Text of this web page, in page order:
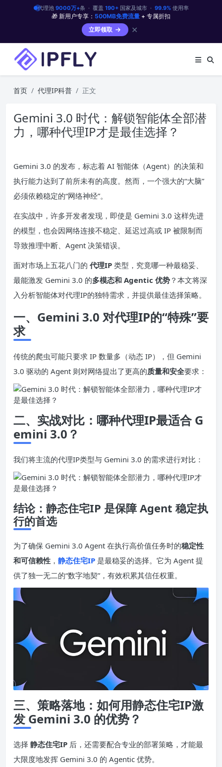
代理池 9000万+条 · 覆盖 190+国家及城市 · 99.9%使用率
🎁 新用户专享： 500MB免费流量 + 专属折扣
立即领取
✕
首页 代理IP科普 正文
Gemini 3.0 时代：解锁智能体全部潜
力，哪种代理IP才是最佳选择？
Gemini 3.0 的发布，标志着 AI 智能体（Agent）的决策和
执行能力达到了前所未有的高度。然而，一个强大的“大脑”
必须依赖稳定的“网络神经”。
在实战中，许多开发者发现，即使是 Gemini 3.0 这样先进
的模型，也会因网络连接不稳定、延迟过高或 IP 被限制而
导致推理中断、Agent 决策错误。
面对市场上五花八门的 代理IP 类型，究竟哪一种最稳妥、
最能激发 Gemini 3.0 的多模态和 Agentic 优势 ？本文将深
入分析智能体对代理IP的独特需求，并提供最佳选择策略。
一、Gemini 3.0 对代理IP的“特殊”要
求
传统的爬虫可能只要求 IP 数量多（动态 IP），但 Gemini
3.0 驱动的 Agent 则对网络提出了更高的质量和安全要求：
二、实战对比：哪种代理IP最适合 G
emini 3.0？
我们将主流的代理IP类型与 Gemini 3.0 的需求进行对比：
结论：静态住宅IP 是保障 Agent 稳定执
行的首选
为了确保 Gemini 3.0 Agent 在执行高价值任务时的稳定性
和可信赖性 ， 静态住宅IP 是最稳妥的选择。它为 Agent 提
供了独一无二的“数字地契”，有效积累其信任权重。
三、策略落地：如何用静态住宅IP激
发 Gemini 3.0 的优势？
选择 静态住宅IP 后，还需要配合专业的部署策略，才能最
大限度地发挥 Gemini 3.0 的 Agentic 优势。